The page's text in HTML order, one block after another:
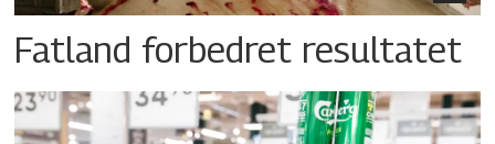
Fatland forbedret resultatet